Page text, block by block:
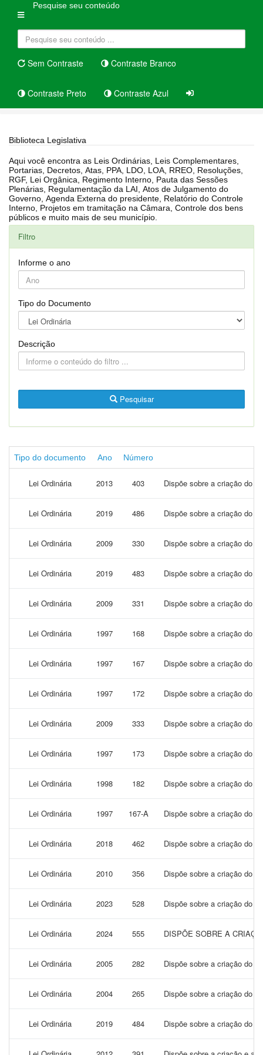
Pesquise seu conteúdo
Sem Contraste Contraste Branco
Contraste Preto Contraste Azul
Biblioteca Legislativa
Aqui você encontra as Leis Ordinárias, Leis Complementares,
Portarias, Decretos, Atas, PPA, LDO, LOA, RREO, Resoluções,
RGF, Lei Orgânica, Regimento Interno, Pauta das Sessões
Plenárias, Regulamentação da LAI, Atos de Julgamento do
Governo, Agenda Externa do presidente, Relatório do Controle
Interno, Projetos em tramitação na Câmara, Controle dos bens
públicos e muito mais de seu município.
Filtro
Informe o ano
Tipo do Documento
Descrição
Pesquisar
Tipo do documento Ano Número
Lei Ordinária 2013 403 Dispõe sobre a criação do
Lei Ordinária 2019 486 Dispõe sobre a criação do
Lei Ordinária 2009 330 Dispõe sobre a criação do
Lei Ordinária 2019 483 Dispõe sobre a criação do
Lei Ordinária 2009 331 Dispõe sobre a criação do
Lei Ordinária 1997 168 Dispõe sobre a criação do
Lei Ordinária 1997 167 Dispõe sobre a criação do
Lei Ordinária 1997 172 Dispõe sobre a criação do
Lei Ordinária 2009 333 Dispõe sobre a criação do
Lei Ordinária 1997 173 Dispõe sobre a criação do
Lei Ordinária 1998 182 Dispõe sobre a criação do
Lei Ordinária 1997 167-A Dispõe sobre a criação do
Lei Ordinária 2018 462 Dispõe sobre a criação do
Lei Ordinária 2010 356 Dispõe sobre a criação do
Lei Ordinária 2023 528 Dispõe sobre a criação do
Lei Ordinária 2024 555 DISPÕE SOBRE A
Lei Ordinária 2005 282 Dispõe sobre a criação do
Lei Ordinária 2004 265 Dispõe sobre a criação do
Lei Ordinária 2019 484 Dispõe sobre a criação do